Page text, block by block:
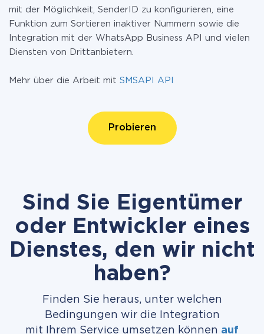
mit der Möglichkeit, SenderID zu konfigurieren, eine
Funktion zum Sortieren inaktiver Nummern sowie die
Integration mit der WhatsApp Business API und vielen
Diensten von Drittanbietern.
Mehr über die Arbeit mit SMSAPI API
Probieren
Sind Sie Eigentümer
oder Entwickler eines
Dienstes, den wir nicht
haben?
Finden Sie heraus, unter welchen
Bedingungen wir die Integration
mit Ihrem Service umsetzen können auf